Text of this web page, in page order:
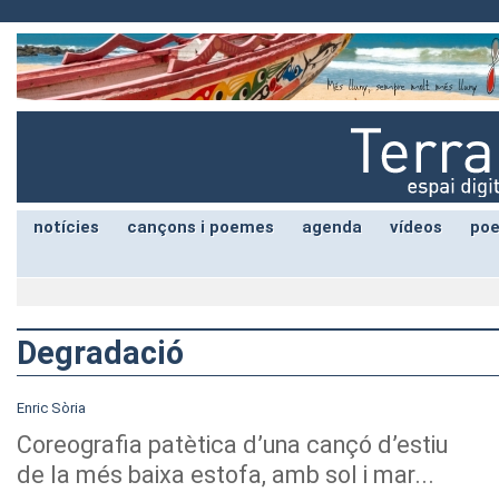
notícies cançons i poemes agenda vídeos
Degradació
Enric Sòria
Coreografia patètica d’una cançó d’estiu
de la més baixa estofa, amb sol i mar...